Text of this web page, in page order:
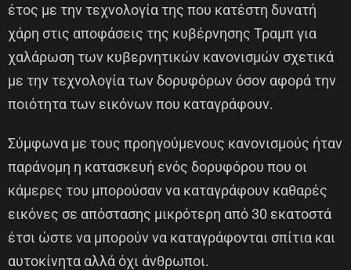
έτος με την τεχνολογία της που κατέστη δυνατή
χάρη στις αποφάσεις της κυβέρνησης Τραμπ για
χαλάρωση των κυβερνητικών κανονισμών σχετικά
με την τεχνολογία των δορυφόρων όσον αφορά την
ποιότητα των εικόνων που καταγράφουν.
Σύμφωνα με τους προηγούμενους κανονισμούς ήταν
παράνομη η κατασκευή ενός δορυφόρου που οι
κάμερες του μπορούσαν να καταγράφουν καθαρές
εικόνες σε απόστασης μικρότερη από 30 εκατοστά
έτσι ώστε να μπορούν να καταγράφονται σπίτια και
αυτοκίνητα αλλά όχι άνθρωποι.